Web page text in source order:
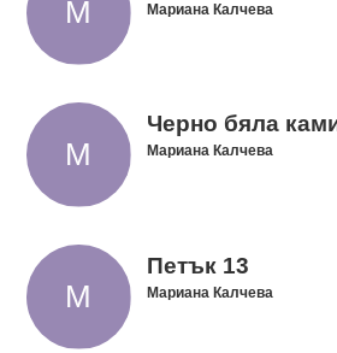
Мариана Калчева
Черно бяла
Мариана Калчева
Петък 13
Мариана Калчева